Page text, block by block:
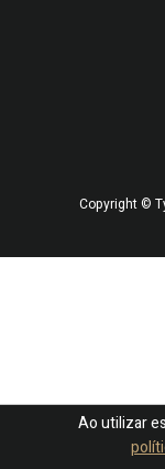
Ao utilizar
Copyright ©